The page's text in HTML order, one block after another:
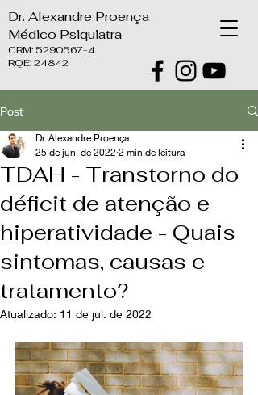
Dr. Alexandre Proença
Médico Psiquiatra
CRM: 5290567-4
RQE: 24842
Post
TDAH - Transtorno do
déficit de atenção e
hiperatividade - Quais
sintomas, causas e
tratamento?
Dr. Alexandre Proença
25 de jun. de 2022 2 min de leitura
Atualizado: 11 de jul. de 2022